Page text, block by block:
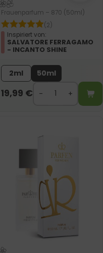
Frauenparfum – 870 (50ml)
(2)
Inspiriert von:
SALVATORE FERRAGAMO
- INCANTO SHINE
2ml 50ml
19,99 €